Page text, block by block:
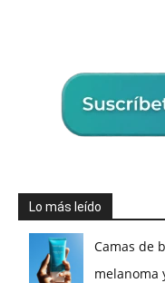
Lo más leído
Camas de
melanoma